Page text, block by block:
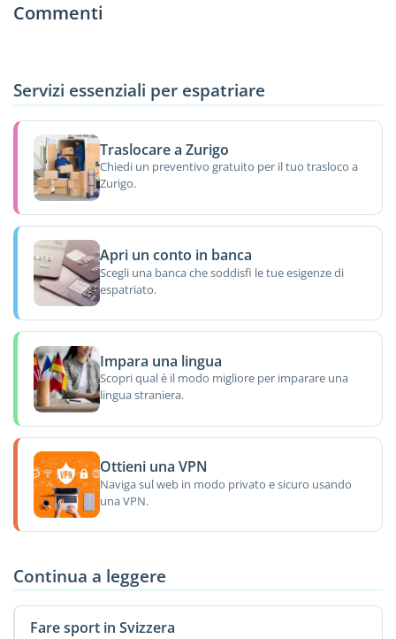
Commenti
Servizi essenziali per espatriare
Traslocare a Zurigo
Chiedi un preventivo gratuito per il tuo trasloco a
Zurigo.
Apri un conto in banca
Scegli una banca che soddisfi le tue esigenze di
espatriato.
Impara una lingua
Scopri qual è il modo migliore per imparare una
lingua straniera.
Ottieni una VPN
Naviga sul web in modo privato e sicuro usando
una VPN.
Continua a leggere
Fare sport in Svizzera